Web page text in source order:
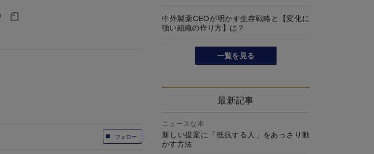
フォロー
中外製薬CEOが明かす生存戦略と【変化に
強い組織の作り方】は？
一覧を見る
最新記事
ニュースな本
新しい提案に「抵抗する人」をあっさり動
かす方法